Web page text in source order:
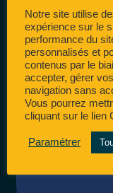
Notre site utilise
expérience sur le
performance du
personnalisés et
contenus par le
accepter, gérer
navigation sans
Vous pourrez
cliquant sur le lien
Paramétrer